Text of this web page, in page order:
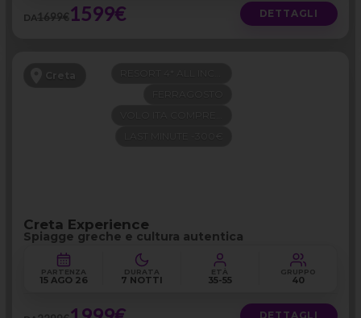
DA1699€1599€ DETTAGLI
Creta
Creta Experience
Spiagge greche e cultura autentica
PARTENZA
15 AGO 26
DURATA
7 NOTTI
ETÀ
35-55
GRUPPO
40
DETTAGLI